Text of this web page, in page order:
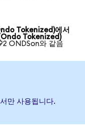
Tokenized)에서
Tokenized)
ONDSon와 같음
만 사용됩니다.